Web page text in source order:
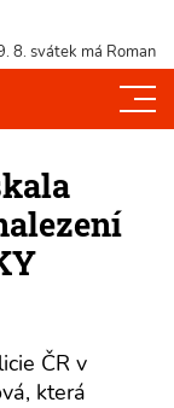
8. svátek má Roman
ČR v
která